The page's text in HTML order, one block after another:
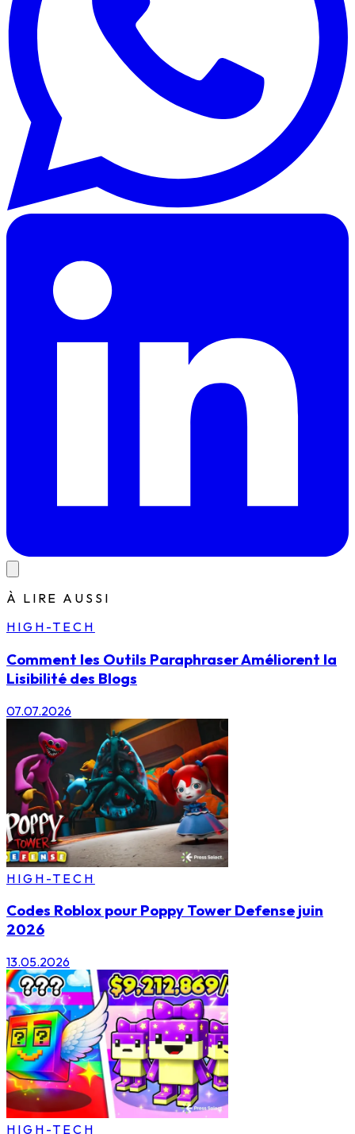
À LIRE AUSSI
HIGH-TECH
Comment les Outils Paraphraser Améliorent la
Lisibilité des Blogs
07.07.2026
HIGH-TECH
Codes Roblox pour Poppy Tower Defense juin
2026
13.05.2026
HIGH-TECH